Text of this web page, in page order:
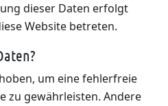
dieser Daten erfolgt
Website betreten.
um eine fehlerfreie
zu gewährleisten. Andere